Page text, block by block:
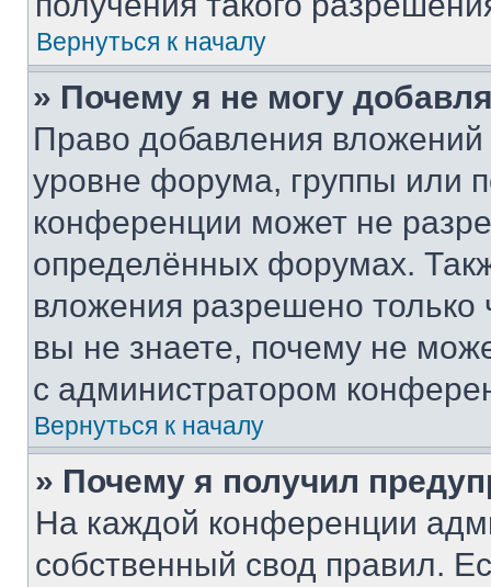
Вернуться к началу
» Почему я не могу
Право добавления
уровне форума, группы или
конференции может не
определённых форумах.
вложения разрешено
вы не знаете, почему не
с администратором
Вернуться к началу
» Почему я получил
На каждой конференции
собственный свод правил.